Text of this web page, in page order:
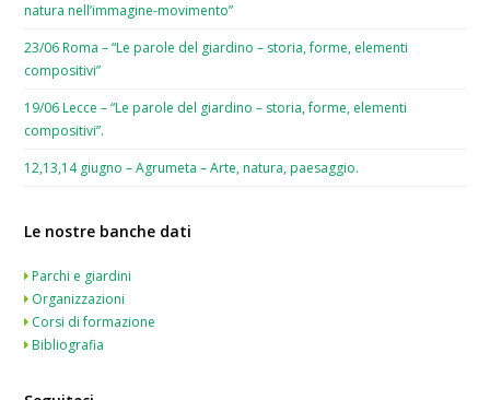
natura nell’immagine-movimento”
23/06 Roma – “Le parole del giardino – storia, forme, elementi
compositivi”
19/06 Lecce – “Le parole del giardino – storia, forme, elementi
compositivi”.
12,13,14 giugno – Agrumeta – Arte, natura, paesaggio.
Le nostre banche dati
Parchi e giardini
Organizzazioni
Corsi di formazione
Bibliografia